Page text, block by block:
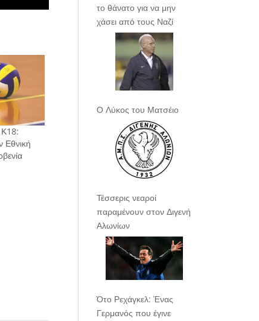
Εθνική
το θάνατο για να μην
χάσει από τους Ναζί
Ο Λύκος του Ματσέιο
Τέσσερις νεαροί
παραμένουν στον Διγενή
Αλωνίων
Ότο Ρεχάγκελ: Ένας
Γερμανός που έγινε